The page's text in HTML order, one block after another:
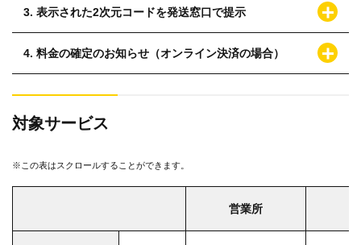
3. 表示された2次元コードを発送窓口で提示
4. 料金の確定のお知らせ（オンライン決済の場合）
対象サービス
※この表はスクロールすることができます。
営業所